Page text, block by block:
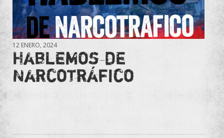
12 ENERO, 2024
Hablemos de
Narcotráfico